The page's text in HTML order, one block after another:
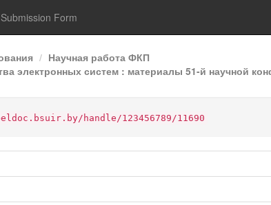
Submission Form
Научная работа ФКП
электронных систем : материалы 51-й научной
handle/123456789/11690